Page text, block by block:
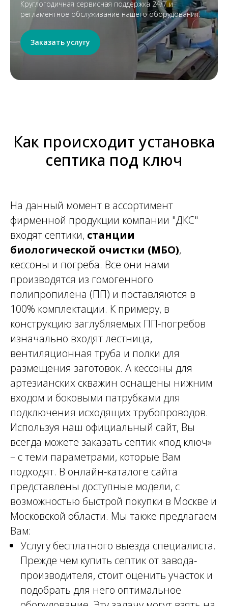
Круглогодичная сервисная поддержка 24/7 и
регламентное обслуживание нашего оборудования.
Заказать услугу
Как происходит установка
септика под ключ
На данный момент в ассортимент
фирменной продукции компании "ДКС"
входят септики, станции
биологической очистки (МБО),
кессоны и погреба. Все они нами
производятся из гомогенного
полипропилена (ПП) и поставляются в
100% комплектации. К примеру, в
конструкцию заглубляемых ПП-погребов
изначально входят лестница,
вентиляционная труба и полки для
размещения заготовок. А кессоны для
артезианских скважин оснащены нижним
входом и боковыми патрубками для
подключения исходящих трубопроводов.
Используя наш официальный сайт, Вы
всегда можете заказать септик «под ключ»
– с теми параметрами, которые Вам
подходят. В онлайн-каталоге сайта
представлены доступные модели, с
возможностью быстрой покупки в Москве и
Московской области. Мы также предлагаем
Вам:
Услугу бесплатного выезда специалиста.
Прежде чем купить септик от завода-
производителя, стоит оценить участок и
подобрать для него оптимальное